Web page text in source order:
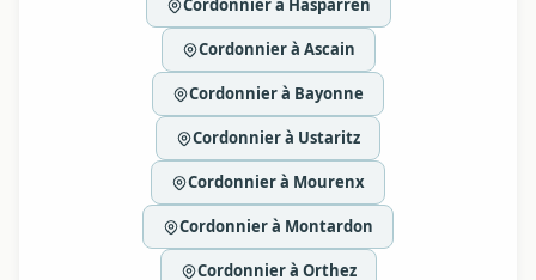
Cordonnier à Hasparren
Cordonnier à Ascain
Cordonnier à Bayonne
Cordonnier à Ustaritz
Cordonnier à Mourenx
Cordonnier à Montardon
Cordonnier à Orthez